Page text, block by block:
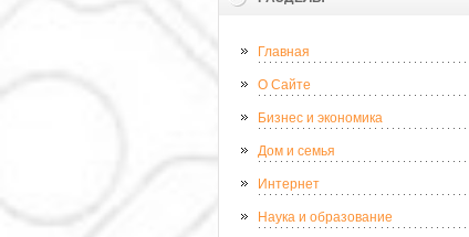
Главная
О Сайте
Бизнес и экономика
Дом и семья
Интернет
Наука и образование